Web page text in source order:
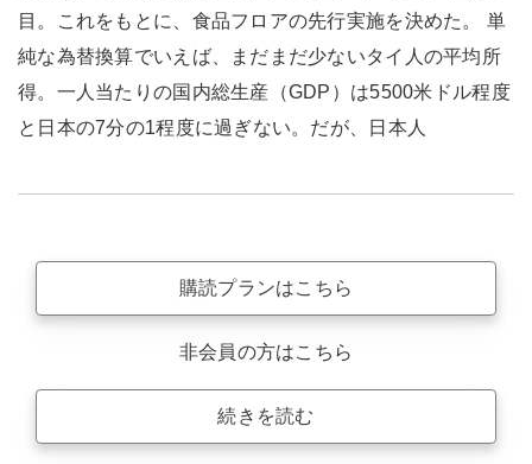
目。これをもとに、食品フロアの先行実施を決めた。 単
純な為替換算でいえば、まだまだ少ないタイ人の平均所
得。一人当たりの国内総生産（GDP）は5500米ドル程度
と日本の7分の1程度に過ぎない。だが、日本人
購読プランはこちら
非会員の方はこちら
続きを読む